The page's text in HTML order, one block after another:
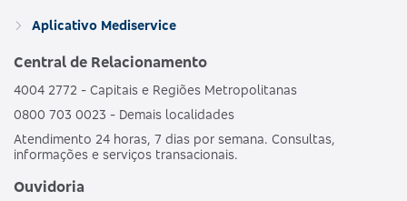
Aplicativo Mediservice
Central de Relacionamento
4004 2772 - Capitais e Regiões Metropolitanas
0800 703 0023 - Demais localidades
Atendimento 24 horas, 7 dias por semana. Consultas,
informações e serviços transacionais.
Ouvidoria